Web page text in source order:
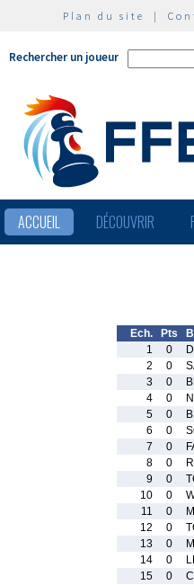
Plan du site |
Rechercher un joueur
ACCUEIL DÉCOUVRIR
Ech. Pts
1
0
2
0
3
0
4
0
5
0
6
0
7
0
8
0
9
0
10
0
11
0
12
0
13
0
14
0
15
0